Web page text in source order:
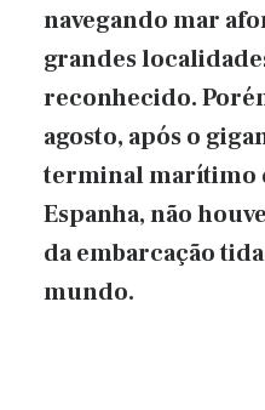
navegando mar
grandes
reconhecido.
agosto, após o
terminal marítimo
Espanha, não
da embarcação
mundo.